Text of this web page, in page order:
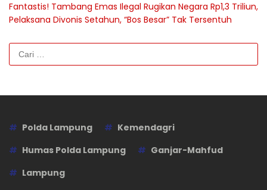
Fantastis! Tambang Emas Ilegal Rugikan Negara Rp1,3 Triliun,
Pelaksana Divonis Setahun, “Bos Besar” Tak Tersentuh
Cari
untuk:
Polda Lampung
Kemendagri
Humas Polda Lampung
Ganjar-Mahfud
Lampung